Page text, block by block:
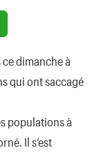
dimanche à
qui ont saccagé
populations à
Il s’est